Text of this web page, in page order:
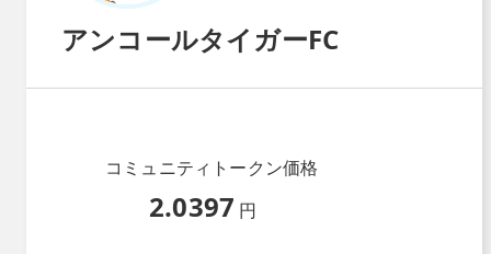
アンコールタイガーFC
コミュニティトークン価格
2.0397 円